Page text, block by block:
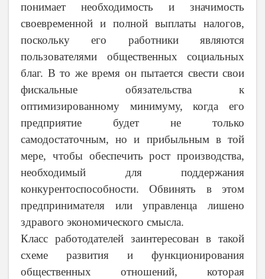
понимает необходимость и значимость
своевременной и полной выплаты налогов,
поскольку его работники являются
пользователями общественных социальных
благ. В то же время он пытается свести свои
фискальные обязательства к
оптимизированному минимуму, когда его
предприятие будет не только
самодостаточным, но и прибыльным в той
мере, чтобы обеспечить рост производства,
необходимый для поддержания
конкурентоспособности. Обвинять в этом
предпринимателя или управленца лишено
здравого экономического смысла.
Класс работодателей заинтересован в такой
схеме развития и функционирования
общественных отношений, которая